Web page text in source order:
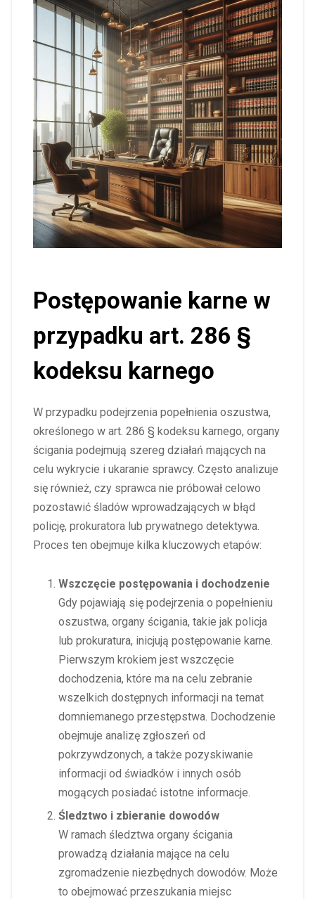
Postępowanie karne w
przypadku art. 286 §
kodeksu karnego
W przypadku podejrzenia popełnienia oszustwa,
określonego w art. 286 § kodeksu karnego, organy
ścigania podejmują szereg działań mających na
celu wykrycie i ukaranie sprawcy. Często analizuje
się również, czy sprawca nie próbował celowo
pozostawić śladów wprowadzających w błąd
policję, prokuratora lub prywatnego detektywa.
Proces ten obejmuje kilka kluczowych etapów:
Wszczęcie postępowania i dochodzenie
Gdy pojawiają się podejrzenia o popełnieniu
oszustwa, organy ścigania, takie jak policja
lub prokuratura, inicjują postępowanie karne.
Pierwszym krokiem jest wszczęcie
dochodzenia, które ma na celu zebranie
wszelkich dostępnych informacji na temat
domniemanego przestępstwa. Dochodzenie
obejmuje analizę zgłoszeń od
pokrzywdzonych, a także pozyskiwanie
informacji od świadków i innych osób
mogących posiadać istotne informacje.
Śledztwo i zbieranie dowodów
W ramach śledztwa organy ścigania
prowadzą działania mające na celu
zgromadzenie niezbędnych dowodów. Może
to obejmować przeszukania miejsc